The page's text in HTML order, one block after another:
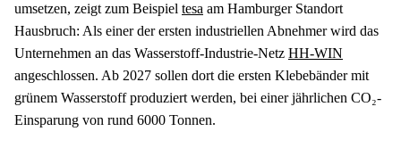
umsetzen, zeigt zum Beispiel tesa am Hamburger Standort
Hausbruch: Als einer der ersten industriellen Abnehmer wird das
Unternehmen an das Wasserstoff-Industrie-Netz HH-WIN
angeschlossen. Ab 2027 sollen dort die ersten Klebebänder mit
grünem Wasserstoff produziert werden, bei einer jährlichen CO₂-
Einsparung von rund 6000 Tonnen.